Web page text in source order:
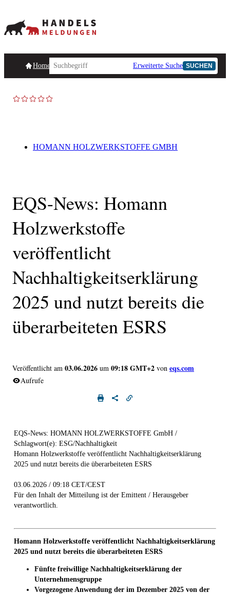
HomepageHandelsmeldungen Ad-Hoc-Meldungen
Erweiterte Suche SUCHEN
HOMANN HOLZWERKSTOFFE GMBH
EQS-News: Homann
Holzwerkstoffe
veröffentlicht
Nachhaltigkeitserklärung
2025 und nutzt bereits die
überarbeiteten ESRS
Veröffentlicht am 03.06.2026 um 09:18 GMT+2 von eqs.com
Aufrufe
EQS-News: HOMANN HOLZWERKSTOFFE GmbH /
Schlagwort(e): ESG/Nachhaltigkeit
Homann Holzwerkstoffe veröffentlicht Nachhaltigkeitserklärung
2025 und nutzt bereits die überarbeiteten ESRS
03.06.2026 / 09:18 CET/CEST
Für den Inhalt der Mitteilung ist der Emittent / Herausgeber
verantwortlich.
Homann Holzwerkstoffe veröffentlicht Nachhaltigkeitserklärung
2025 und nutzt bereits die überarbeiteten ESRS
Fünfte freiwillige Nachhaltigkeitserklärung der
Unternehmensgruppe
Vorgezogene Anwendung der im Dezember 2025 von der